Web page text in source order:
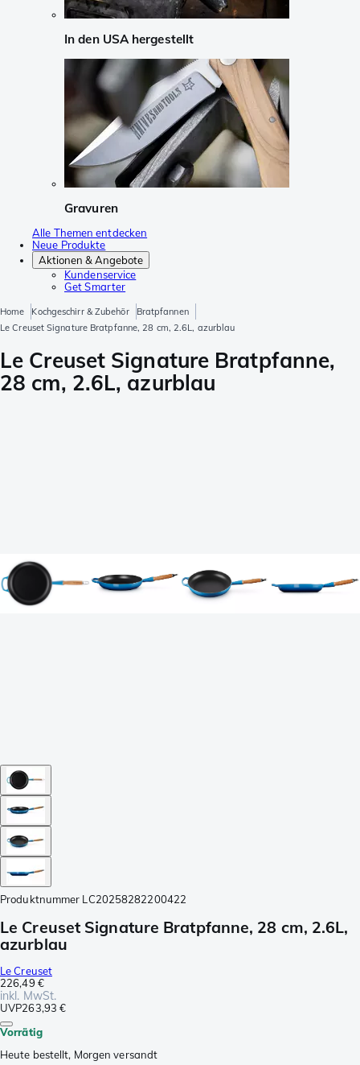
In den USA hergestellt
Gravuren
Alle Themen entdecken
Neue Produkte
Aktionen & Angebote
Kundenservice
Get Smarter
Home Kochgeschirr & Zubehör
Bratpfannen
Le Creuset Signature Bratpfanne, 28 cm, 2.6L, azurblau
Le Creuset Signature Bratpfanne,
28 cm, 2.6L, azurblau
Produktnummer LC20258282200422
Le Creuset Signature Bratpfanne, 28 cm, 2.6L,
azurblau
Le Creuset
226,49 €
inkl. MwSt.
UVP263,93 €
Vorrätig
Heute bestellt, Morgen versandt